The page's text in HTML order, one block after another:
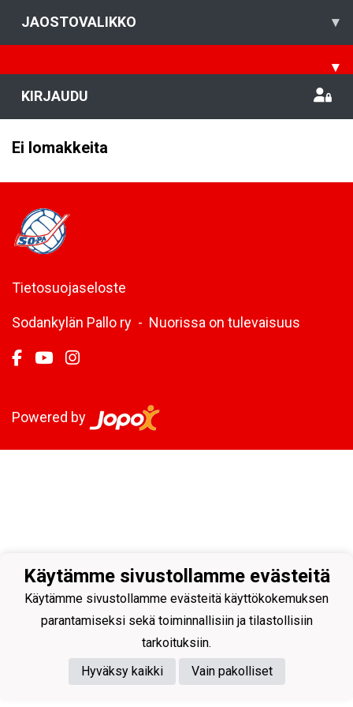
JAOSTOVALIKKO ▾
▾
KIRJAUDU
Ei lomakkeita
Tietosuojaseloste
Sodankylän Pallo ry - Nuorissa on tulevaisuus
Powered by
Käytämme sivustollamme evästeitä
Käytämme sivustollamme evästeitä käyttökokemuksen
parantamiseksi sekä toiminnallisiin ja tilastollisiin
tarkoituksiin.
Hyväksy kaikki
Vain pakolliset